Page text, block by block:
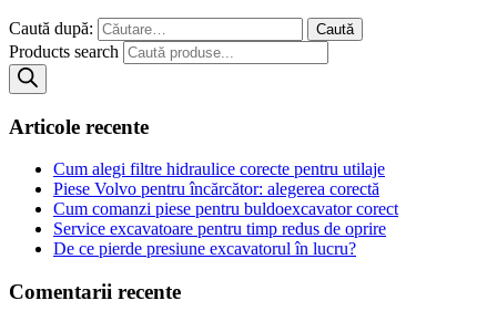
Caută după:
Products search
Articole recente
Cum alegi filtre hidraulice corecte pentru utilaje
Piese Volvo pentru încărcător: alegerea corectă
Cum comanzi piese pentru buldoexcavator corect
Service excavatoare pentru timp redus de oprire
De ce pierde presiune excavatorul în lucru?
Comentarii recente